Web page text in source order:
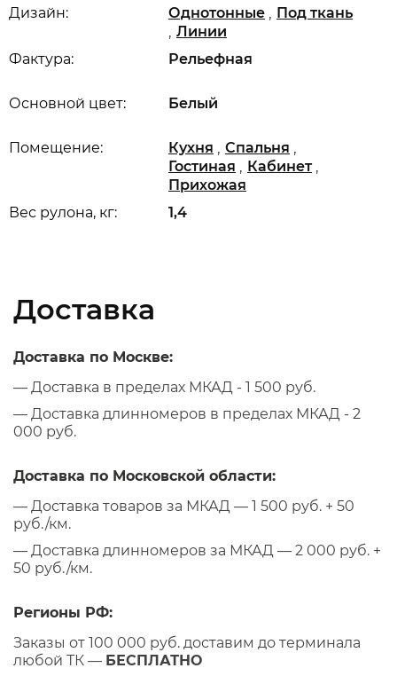
Вес рулона, кг: 1,4
Основной цвет: Белый
Дизайн: Однотонные , Под ткань
, Линии
Помещение: Кухня , Спальня ,
Гостиная , Кабинет ,
Прихожая
Фактура: Рельефная
Доставка
Доставка по Москве:
— Доставка в пределах МКАД - 1 500 руб.
— Доставка длинномеров в пределах МКАД - 2
000 руб.
Доставка по Московской области:
— Доставка товаров за МКАД — 1 500 руб. + 50
руб./км.
— Доставка длинномеров за МКАД — 2 000 руб. +
50 руб./км.
Регионы РФ:
Заказы от 100 000 руб. доставим до терминала
любой ТК — БЕСПЛАТНО